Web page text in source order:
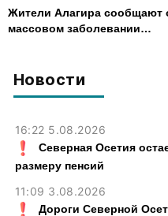
Новости
16:22 5.08.2026
Северная Осетия
размеру пенсий
11:09 3.08.2026
Дороги Северной
Жители Алагира сообщают
массовом заболевании